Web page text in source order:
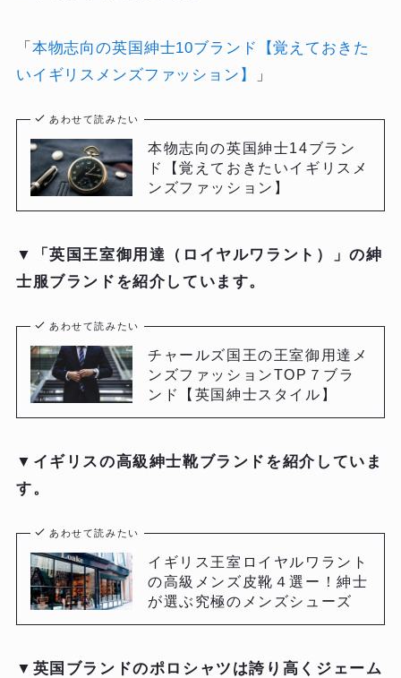
「 本物志向の英国紳士10ブランド【覚えておきた
いイギリスメンズファッション】
」
あわせて読みたい
本物志向の英国紳士14ブラン
ド【覚えておきたいイギリスメ
ンズファッション】
▼「英国王室御用達（ロイヤルワラント）
」の紳
士服ブランドを紹介しています。
あわせて読みたい
チャールズ国王の王室御用達メ
ンズファッションTOP７ブラ
ンド【英国紳士スタイル】
▼ イギリスの高級紳士靴ブランドを紹介していま
す。
あわせて読みたい
イギリス王室ロイヤルワラント
の高級メンズ皮靴４選ー！紳士
が選ぶ究極のメンズシューズ
▼ 英国ブランドのポロシャツは誇り高くジェーム